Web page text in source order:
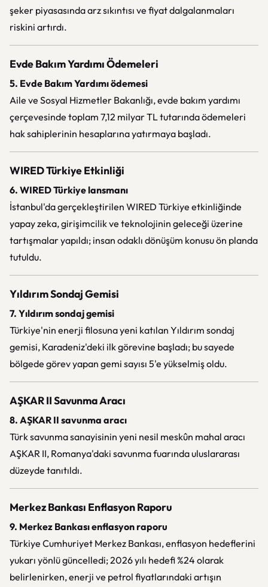
şeker piyasasında arz sıkıntısı ve fiyat dalgalanmaları
riskini artırdı.
Evde Bakım Yardımı Ödemeleri
5. Evde Bakım Yardımı ödemesi
Aile ve Sosyal Hizmetler Bakanlığı, evde bakım yardımı
çerçevesinde toplam 7,12 milyar TL tutarında ödemeleri
hak sahiplerinin hesaplarına yatırmaya başladı.
WIRED Türkiye Etkinliği
6. WIRED Türkiye lansmanı
İstanbul'da gerçekleştirilen WIRED Türkiye etkinliğinde
yapay zeka, girişimcilik ve teknolojinin geleceği üzerine
tartışmalar yapıldı; insan odaklı dönüşüm konusu ön planda
tutuldu.
Yıldırım Sondaj Gemisi
7. Yıldırım sondaj gemisi
Türkiye'nin enerji filosuna yeni katılan Yıldırım sondaj
gemisi, Karadeniz'deki ilk görevine başladı; bu sayede
bölgede görev yapan gemi sayısı 5'e yükselmiş oldu.
AŞKAR II Savunma Aracı
8. AŞKAR II savunma aracı
Türk savunma sanayisinin yeni nesil meskûn mahal aracı
AŞKAR II, Romanya'daki savunma fuarında uluslararası
düzeyde tanıtıldı.
Merkez Bankası Enflasyon Raporu
9. Merkez Bankası enflasyon raporu
Türkiye Cumhuriyet Merkez Bankası, enflasyon hedeflerini
yukarı yönlü güncelledi; 2026 yılı hedefi %24 olarak
belirlenirken, enerji ve petrol fiyatlarındaki artışın